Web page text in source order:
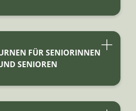
FÜR SENIORINNEN
SENIOREN